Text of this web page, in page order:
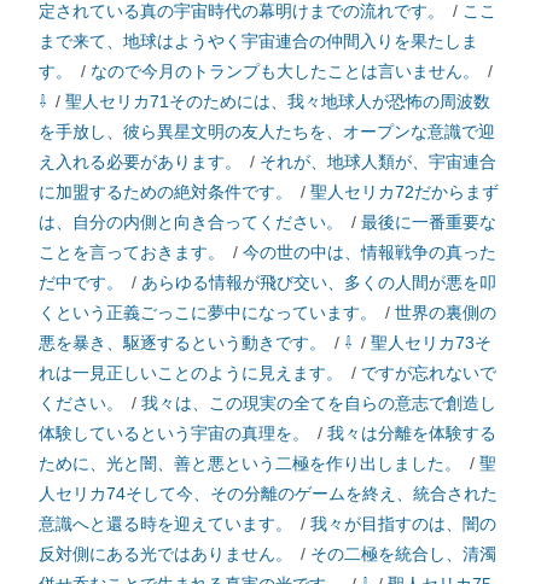
定されている真の宇宙時代の幕明けまでの流れです。
/ ここ
まで来て、地球はようやく宇宙連合の仲間入りを果たしま
す。
/ なので今月のトランプも大したことは言いません。
/
⇩ / 聖人セリカ71そのためには、我々地球人が恐怖の周波数
を手放し、彼ら異星文明の友人たちを、オープンな意識で迎
え入れる必要があります。
/ それが、地球人類が、宇宙連合
に加盟するための絶対条件です。
/ 聖人セリカ72だからまず
は、自分の内側と向き合ってください。
/ 最後に一番重要な
ことを言っておきます。
/ 今の世の中は、情報戦争の真った
だ中です。
/ あらゆる情報が飛び交い、多くの人間が悪を叩
くという正義ごっこに夢中になっています。
/ 世界の裏側の
悪を暴き、駆逐するという動きです。
/ ⇩ / 聖人セリカ73そ
れは一見正しいことのように見えます。
/ ですが忘れないで
ください。
/ 我々は、この現実の全てを自らの意志で創造し
体験しているという宇宙の真理を。
/ 我々は分離を体験する
ために、光と闇、善と悪という二極を作り出しました。
/ 聖
人セリカ74そして今、その分離のゲームを終え、統合された
意識へと還る時を迎えています。
/ 我々が目指すのは、闇の
反対側にある光ではありません。
/ その二極を統合し、清濁